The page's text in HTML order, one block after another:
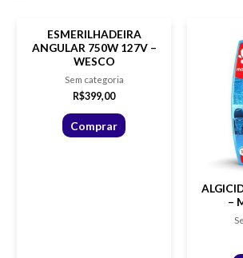
ESMERILHADEIRA
ANGULAR 750W 127V –
WESCO
Sem categoria
R$399,00
Comprar
–